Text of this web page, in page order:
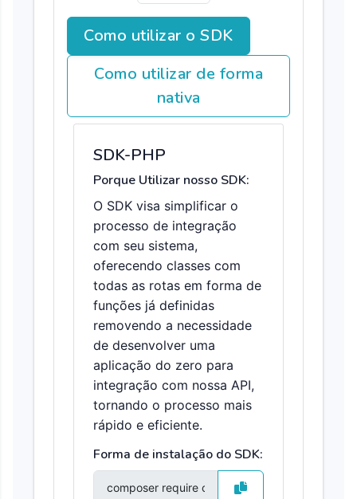
Como utilizar o SDK
Como utilizar de forma
nativa
SDK-PHP
Porque Utilizar nosso SDK:
O SDK visa simplificar o
processo de integração
com seu sistema,
oferecendo classes com
todas as rotas em forma de
funções já definidas
removendo a necessidade
de desenvolver uma
aplicação do zero para
integração com nossa API,
tornando o processo mais
rápido e eficiente.
Forma de instalação do SDK: